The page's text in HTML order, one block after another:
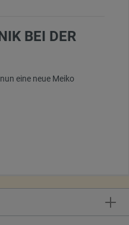
BEI DER
eine neue Meiko